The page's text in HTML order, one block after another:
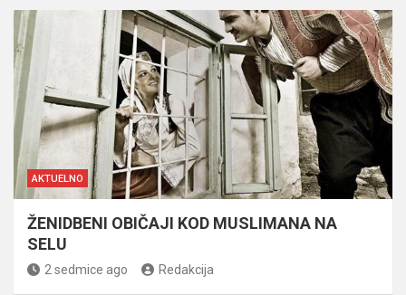
AKTUELNO
ŽENIDBENI OBIČAJI KOD MUSLIMANA NA
SELU
2 sedmice ago Redakcija